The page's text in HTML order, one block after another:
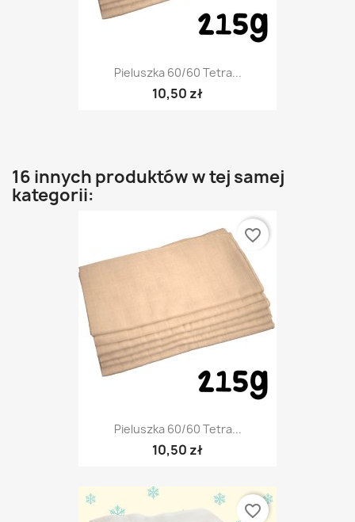
Pieluszka 60/60 Tetra...
10,50 zł
16 innych produktów w tej samej
kategorii:
Pieluszka 60/60 Tetra...
10,50 zł
favorite_border
favorite_border